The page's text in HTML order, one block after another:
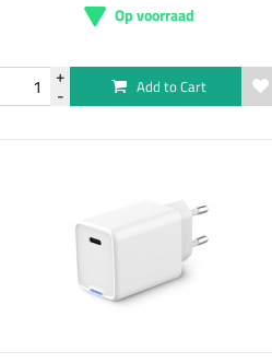
Op voorraad
Add to Cart